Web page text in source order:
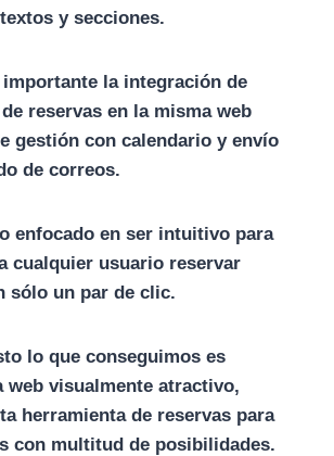
y secciones.
importante la integración de
reservas en la misma web
gestión con calendario y envío
de correos.
enfocado en ser intuitivo para
cualquier usuario reservar
sólo un par de clic.
lo que conseguimos es
web visualmente atractivo,
herramienta de reservas para
con multitud de posibilidades.